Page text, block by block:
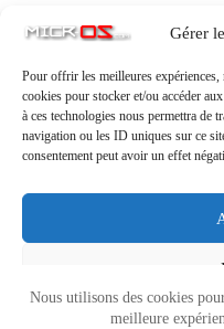
Gérer
Pour offrir les meilleures
cookies pour stocker et/ou accéder
à ces technologies nous permettra de
navigation ou les ID uniques sur ce
consentement peut avoir un effet
Voir
Nous utilisons des cookies
meilleure
Laisser un commentaire
Vous devez